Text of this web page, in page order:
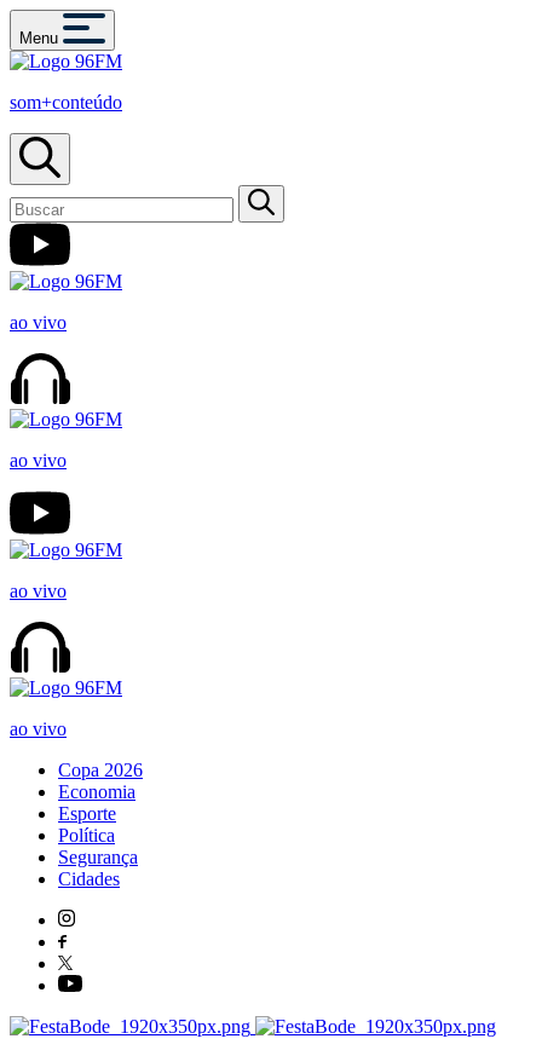
Menu
som+conteúdo
ao vivo
ao vivo
ao vivo
ao vivo
Copa 2026
Economia
Esporte
Política
Segurança
Cidades